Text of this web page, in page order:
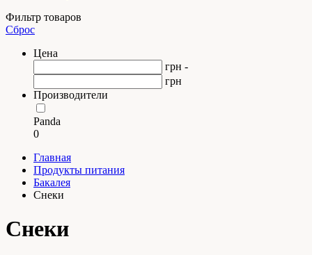
Фильтр товаров
Сброс
Цена
грн -
грн
Производители
Panda
0
Главная
Продукты питания
Бакалея
Снеки
Снеки